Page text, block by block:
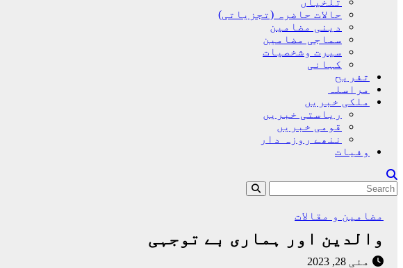
حالات حاضرہ (تجزیاتی)
دینی مضامین
سماجی مضامین
سیرت وشخصیات
کہانی
تفریح
مراسلہ
ملکی خبریں
ریاستی خبریں
قومی خبریں
ننھے روزہ دار
وفیات
مضامین و مقالات
والدین اور ہماری بے توجہی
مئی 28, 2023